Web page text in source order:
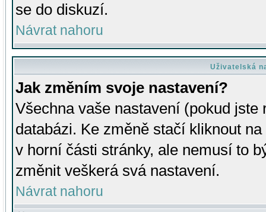
se do diskuzí.
Návrat nahoru
Uživatelská
Jak změním svoje nastavení?
Všechna vaše nastavení (pokud
databázi. Ke změně stačí kliknout
v horní části stránky, ale nemusí to
změnit veškerá svá nastavení.
Návrat nahoru